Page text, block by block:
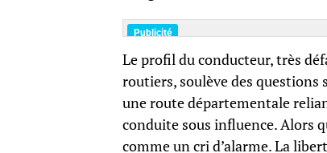
Le profil du conducteur, très
routiers, soulève des questions
une route départementale
conduite sous influence. Alors
comme un cri d’alarme. La